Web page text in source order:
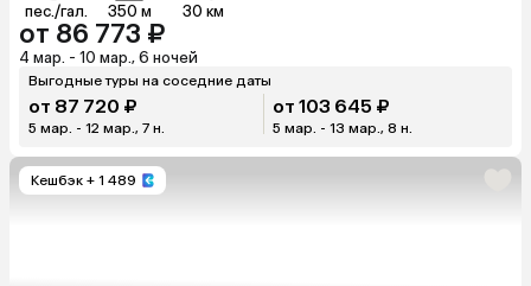
пес./гал. 350 м 30 км
от 86 773 ₽
4 мар. - 10 мар., 6 ночей
Выгодные туры на соседние даты
от 87 720 ₽
5 мар. - 12 мар., 7 н.
от 103 645 ₽
5 мар. - 13 мар., 8 н.
Кешбэк + 1 489